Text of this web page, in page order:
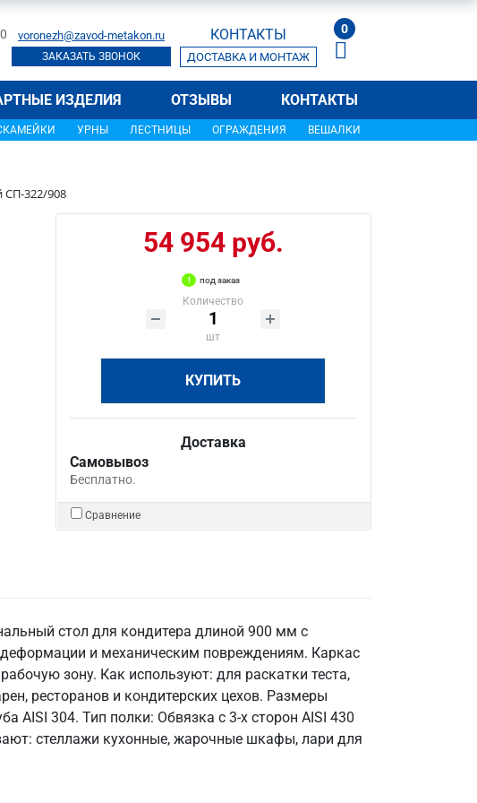
voronezh@zavod-metakon.ru
ЗАКАЗАТЬ ЗВОНОК
КОНТАКТЫ
ДОСТАВКА И МОНТАЖ
0
ИЗДЕЛИЯ ОТЗЫВЫ КОНТАКТЫ
УРНЫ ЛЕСТНИЦЫ ОГРАЖДЕНИЯ ВЕШАЛКИ
СП-322/908
54 954 руб.
под заказ
Количество
шт
КУПИТЬ
Доставка
Самовывоз
Бесплатно.
Сравнение
стол для кондитера длиной 900 мм с
и механическим повреждениям. Каркас
зону. Как используют: для раскатки теста,
ресторанов и кондитерских цехов. Размеры
AISI 304. Тип полки: Обвязка с 3-х сторон AISI 430
стеллажи кухонные, жарочные шкафы, лари для